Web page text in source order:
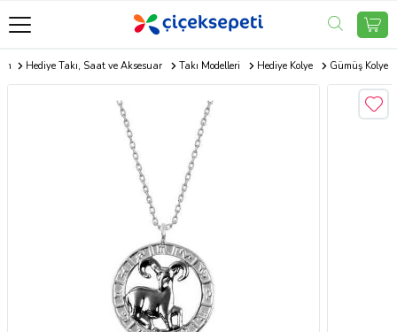
Hediye Takı, Saat ve Aksesuar Takı Modelleri Hediye Kolye Gümüş Kolye